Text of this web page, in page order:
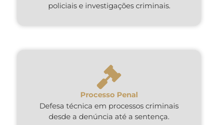
policiais e investigações criminais.
Processo Penal
Defesa técnica em processos criminais
desde a denúncia até a sentença.